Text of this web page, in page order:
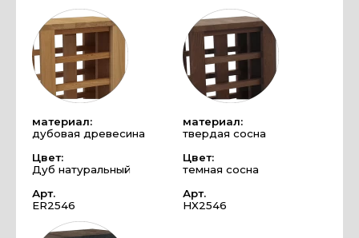
материал:
дубовая древесина
Цвет:
Дуб натуральный
Арт.
ER2546
материал:
твердая сосна
Цвет:
темная сосна
Арт.
HX2546